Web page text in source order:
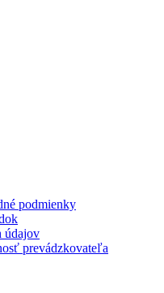
podmienky
údajov
prevádzkovateľa